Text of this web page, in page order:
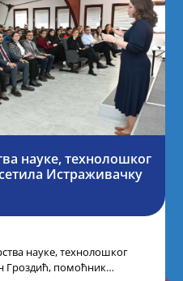
науке, технолошког
Истраживачку
науке, технолошког
Гроздић, помоћник